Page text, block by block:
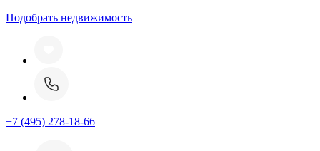
Подобрать недвижимость
+7 (495) 278-18-66